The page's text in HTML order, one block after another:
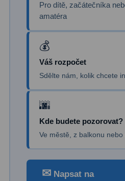
Monokuláry20
Dárkové1
Binokulární dalekohledy
Astronomické44
Lovecké a turistické
Univerzální38
7
Pro dítě, začátečníka
amatéra
Váš rozpočet
Sdělte nám, kolik chcete
Kde budete pozorovat?
Ve městě, z balkonu nebo
✉ Napsat na